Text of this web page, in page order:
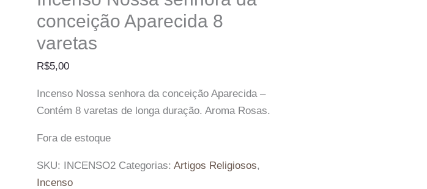
conceição Aparecida 8
varetas
R$5,00
Incenso Nossa senhora da conceição Aparecida –
Contém 8 varetas de longa duração. Aroma Rosas.
Fora de estoque
SKU: INCENSO2 Categorias:Artigos Religiosos,
Incenso